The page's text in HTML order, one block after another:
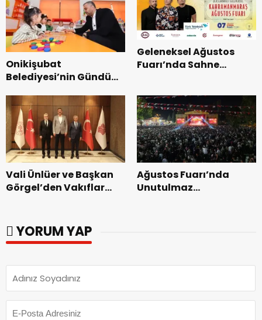
Onikişubat
Belediyesi’nin Gündüz
dönemin ön kayıtları
başladı.
Geleneksel Ağustos
Fuarı’nda Sahne
Vali Ünlüer ve Başkan
Görgel’den Vakıflar
Ağustos Fuarı’nda
Unutulmaz
YORUM YAP